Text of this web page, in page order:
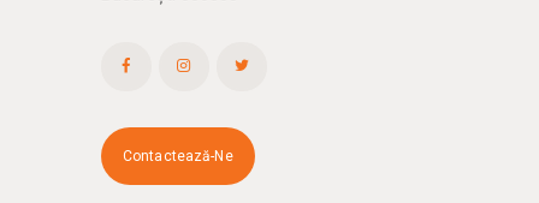
Contactează-Ne